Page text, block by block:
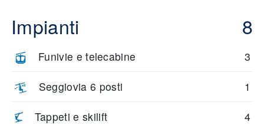
Impianti 8
Funivie e telecabine 3
Seggiovia 6 posti 1
Tappeti e skilift 4